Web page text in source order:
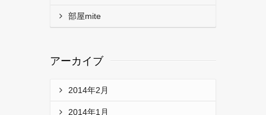
部屋mite
アーカイブ
2014年2月
2014年1月